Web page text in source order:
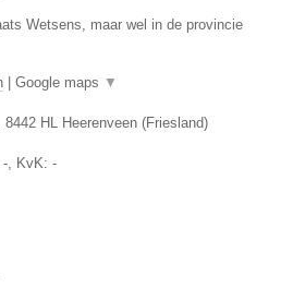
Wetsens, maar wel in de provincie
Google maps ▼
8442 HL Heerenveen (Friesland)
-, KvK: -